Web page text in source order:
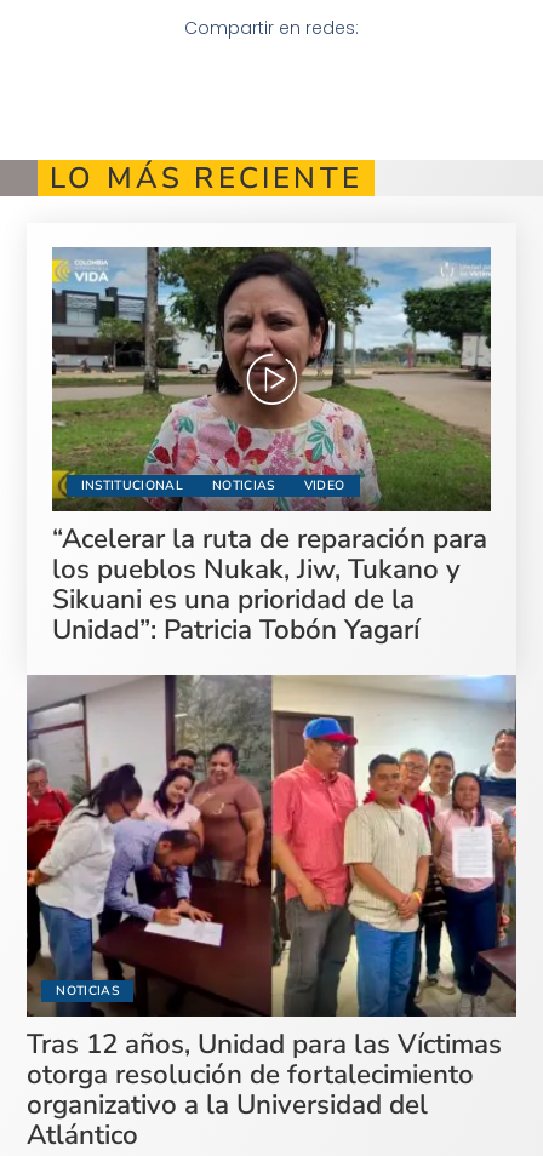
Compartir en redes:
LO MÁS RECIENTE
INSTITUCIONAL NOTICIAS VIDEO
“Acelerar la ruta de reparación para
los pueblos Nukak, Jiw, Tukano y
Sikuani es una prioridad de la
Unidad”: Patricia Tobón Yagarí
NOTICIAS
Tras 12 años, Unidad para las Víctimas
otorga resolución de fortalecimiento
organizativo a la Universidad del
Atlántico